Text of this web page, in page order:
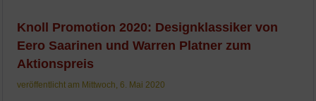
Knoll Promotion 2020: Designklassiker von
Eero Saarinen und Warren Platner zum
Aktionspreis
veröffentlicht am Mittwoch, 6. Mai 2020